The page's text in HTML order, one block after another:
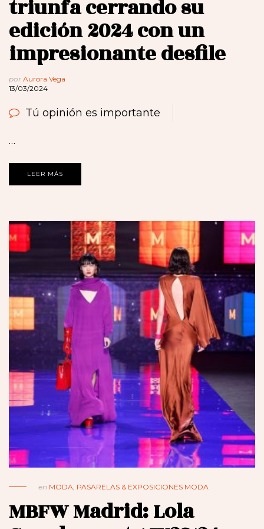
triunfa cerrando su
edición 2024 con un
impresionante desfile
por Aurora Vega
13/03/2024
Tú opinión es importante
…
LEER MÁS
en MODA, PASARELAS & EXPOSICIONES MODA
MBFW Madrid: Lola